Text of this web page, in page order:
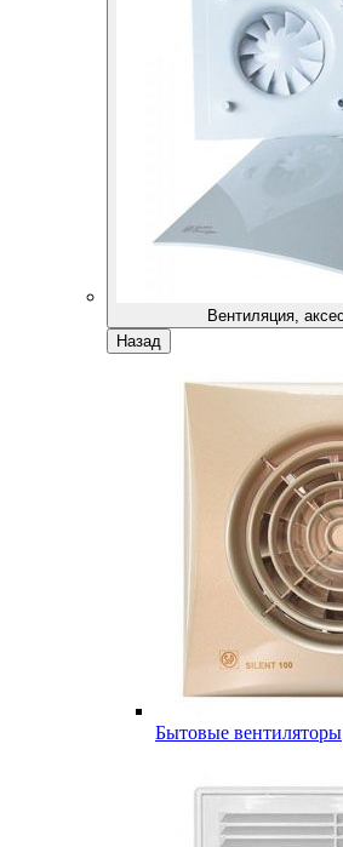
Вентиляция,
Назад
Бытовые вентиляторы